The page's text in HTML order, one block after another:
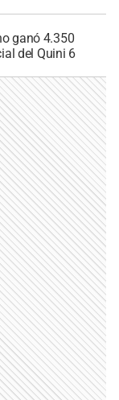
ganó 4.350
del Quini 6